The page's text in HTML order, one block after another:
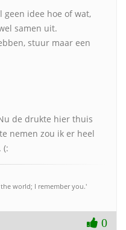
geen idee hoe of wat,
samen uit.
stuur maar een
de drukte hier thuis
nemen zou ik er heel
(:
world; I remember you.'
0